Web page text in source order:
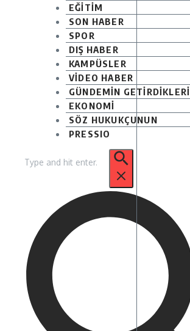
EĞİTİM
SON HABER
SPOR
DIŞ HABER
KAMPÜSLER
VİDEO HABER
GÜNDEMİN GETİRDİKLERİ
EKONOMİ
SÖZ HUKUKÇUNUN
PRESSIO